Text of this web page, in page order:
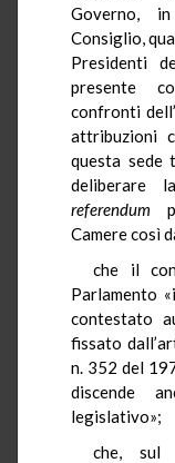
Governo,
Consiglio,
Presidenti
presente
confronti
attribuzioni
questa sede
deliberare
referendum
Camere così
che il
Parlamento
contestato
fissato
n. 352 del
discende
legislativo»;
che, sul